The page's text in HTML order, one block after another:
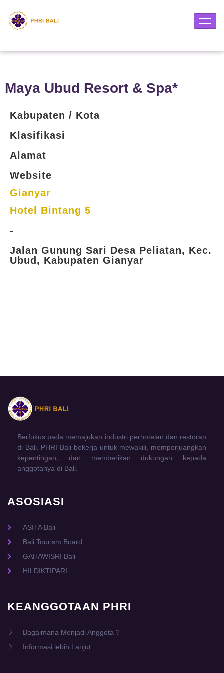
Maya Ubud Resort & Spa*
Kabupaten / Kota
Klasifikasi
Alamat
Website
Gianyar
Hotel Bintang 5
-
Jalan Gunung Sari Desa Peliatan, Kec.
Ubud, Kabupaten Gianyar
Berfokus pada memajukan industri perhotelan dan restoran
di Bali. PHRI Bali bekerja untuk mewakili, memperjuangkan
kepentingan, dan memberikan dukungan kepada
anggotanya di Bali.
ASOSIASI
ASITA Bali
Bali Tourism Board
GAHAWISRI Bali
HILDIKTIPARI
KEANGGOTAAN PHRI
Bagaimana Menjadi Anggota ?
Informasi lebih Lanjut